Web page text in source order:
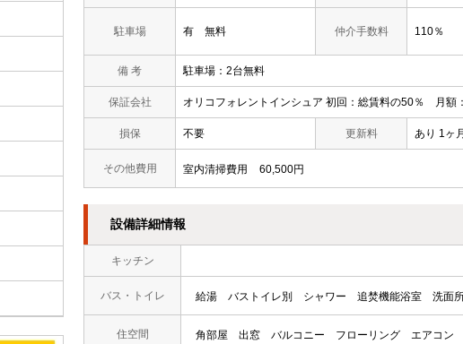
駐車場 有 無料 仲介手数料 110％
備 考 駐車場：2台無料
保証会社 オリコフォレントインシュア 初回：総賃料の50％ 月額
損保 不要 更新料 あり 1ヶ月
その他費用 室内清掃費用 60,500円
設備詳細情報
キッチン
バス・トイレ 給湯 バストイレ別 シャワー 追焚機能浴室 洗面
住空間 角部屋 出窓 バルコニー フローリング エアコン